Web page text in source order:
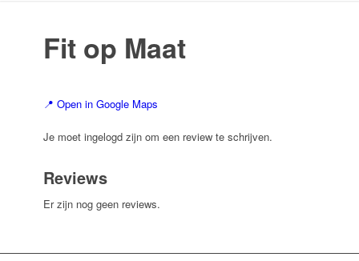
Fit op Maat
📍 Open in Google Maps
Je moet ingelogd zijn om een review te schrijven.
Reviews
Er zijn nog geen reviews.